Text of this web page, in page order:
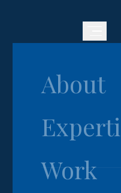
About
Work